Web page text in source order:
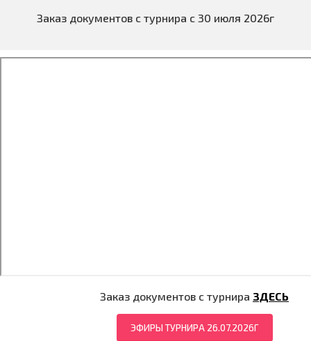
Заказ документов с турнира с 30 июля 2026г
Заказ документов с турнира ЗДЕСЬ
ЭФИРЫ ТУРНИРА 26.07.2026Г